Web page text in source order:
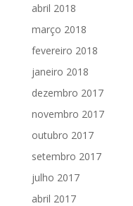
abril 2018
março 2018
fevereiro 2018
janeiro 2018
dezembro 2017
novembro 2017
outubro 2017
setembro 2017
julho 2017
abril 2017